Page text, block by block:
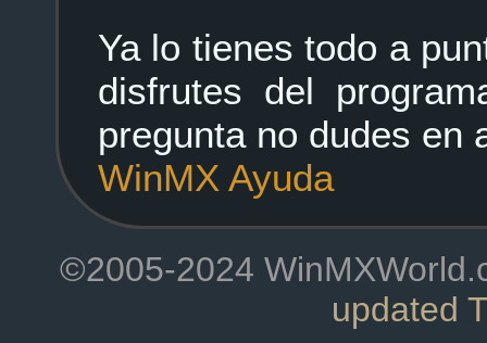
Ya lo tienes todo a
disfrutes del
pregunta no dudes en
WinMX Ayuda
©2005-2024
updated